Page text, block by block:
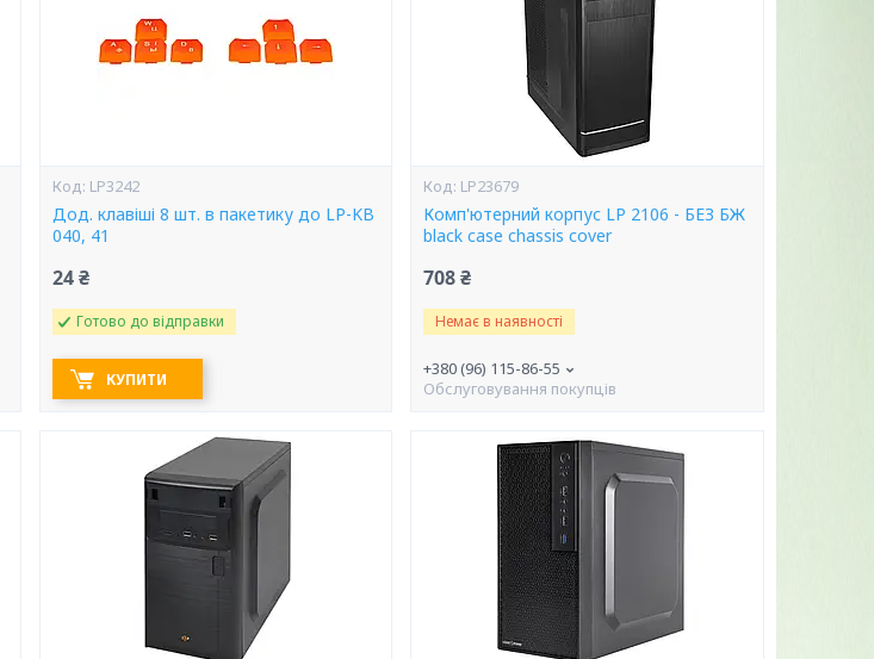
LP3242
Дод. клавіші 8 шт. в пакетику до LP-KB
040, 41
24 ₴
Готово до відправки
КУПИТИ
LP23679
Комп'ютерний корпус LP 2106 - БЕЗ БЖ
black case chassis cover
708 ₴
Немає в наявності
+380 (96) 115-86-55
Обслуговування покупців